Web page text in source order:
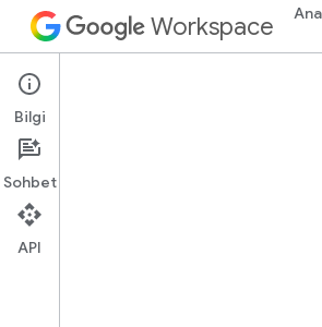
Workspace
Google Chat
Genel bakış
Bilgi
Sohbet
API